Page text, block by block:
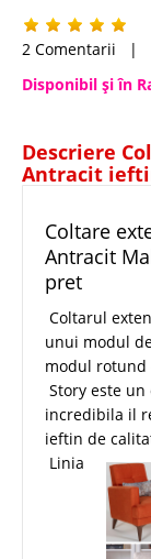
2 Comentarii |
Disponibil şi în
Descriere
Antracit
Coltare
Antracit
pret
Coltarul
unui modul
modul rotund
Story este
incredibila il
ieftin de
Linia